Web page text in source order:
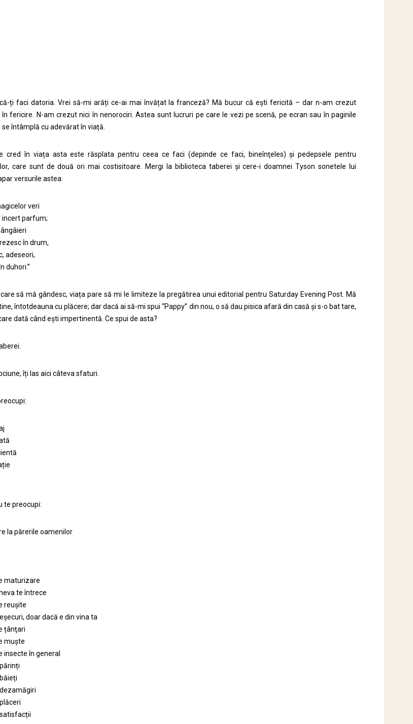
ți faci datoria. Vrei să-mi arăți ce-ai mai învățat la franceză? Mă bucur că ești fericită – dar n-am crezut
fericire. N-am crezut nici în nenorociri. Astea sunt lucruri pe care le vezi pe scenă, pe ecran sau în paginile
întâmplă cu adevărat în viață.
cred în viața asta este răsplata pentru ceea ce faci (depinde ce faci, bineînţeles) și pedepsele pentru
care sunt de două ori mai costisitoare. Mergi la biblioteca taberei și cere-i doamnei Tyson sonetele lui
versurile astea:
veri
incert parfum;
în drum,
adeseori,
duhori.”
să mă gândesc, viața pare să mi le limiteze la pregătirea unui editorial pentru Saturday Evening Post. Mă
întotdeauna cu plăcere; dar dacă ai să-mi spui “Pappy” din nou, o să dau pisica afară din casă și s-o bat tare,
dată când eşti impertinentă. Ce spui de asta?
îți las aici câteva sfaturi.
te preocupi:
la părerile oamenilor
maturizare
te întrece
reușite
doar dacă e din vina ta
țânţari
muşte
insecte în general